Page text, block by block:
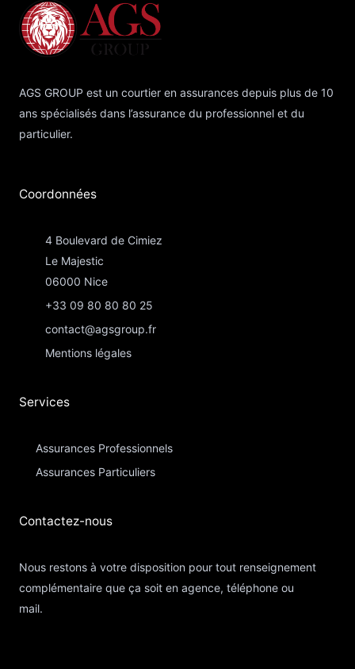
AGS GROUP est un courtier en assurances depuis plus de 10
ans spécialisés dans l’assurance du professionnel et du
particulier.
Coordonnées​
4 Boulevard de Cimiez
Le Majestic
06000 Nice
+33 09 80 80 80 25
contact@agsgroup.fr
Mentions légales
Services
Assurances Professionnels
Assurances Particuliers​
Contactez-nous​
Nous restons à votre disposition pour tout renseignement
complémentaire que ça soit en agence, téléphone ou
mail.